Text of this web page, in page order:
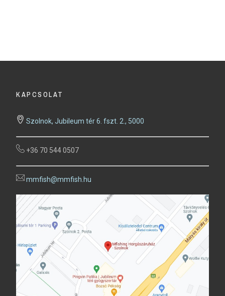
KAPCSOLAT
Szolnok, Jubileum tér 6. fszt. 2., 5000
+36 70 544 0507
mmfish@mmfish.hu